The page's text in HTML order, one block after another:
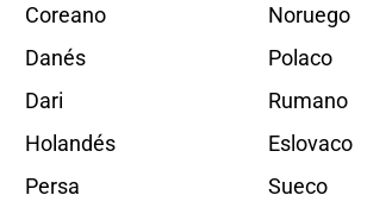
Coreano
Danés
Dari
Holandés
Persa
Noruego
Polaco
Rumano
Eslovaco
Sueco